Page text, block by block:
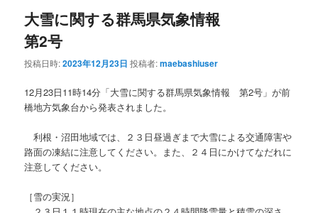
大雪に関する群馬県気象情報
第2号
投稿日時:2023年12月23日 投稿者:maebashiuser
12月23日11時14分「大雪に関する群馬県気象情報 第2号」が前
橋地方気象台から発表されました。
利根・沼田地域では、２３日昼過ぎまで大雪による交通障害や
路面の凍結に注意してください。また、２４日にかけてなだれに
注意してください。
［雪の実況］